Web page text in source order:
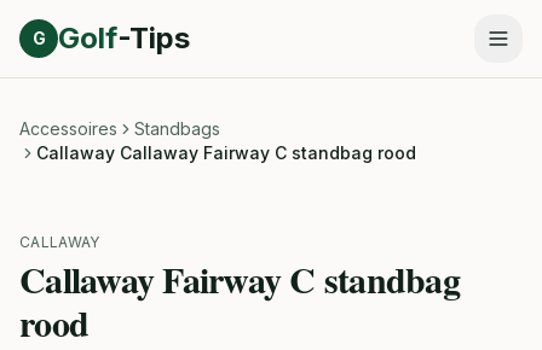
Direct naar inhoud
G Golf-Tips
Accessoires
Standbags
Callaway Callaway Fairway C standbag rood
CALLAWAY
Callaway Fairway C standbag
rood